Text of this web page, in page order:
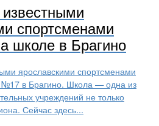
спортсменами
школе в Брагино
ярославскими спортсменами
№17 в Брагино. Школа — одна из
учреждений не только
Сейчас здесь...